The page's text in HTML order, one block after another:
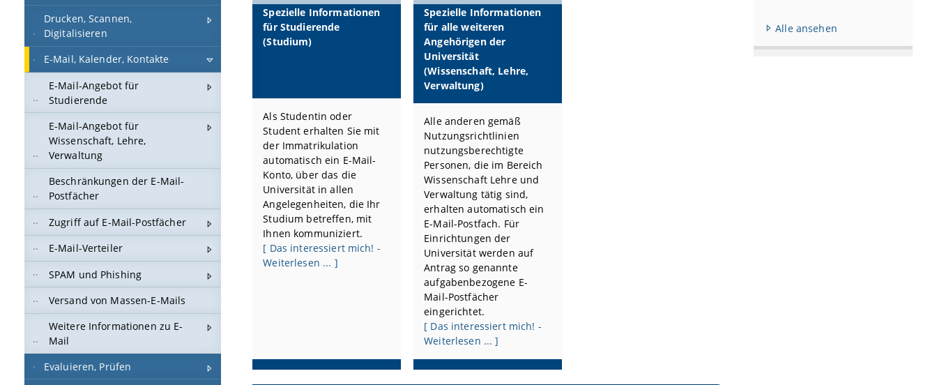
Drucken, Scannen,
Digitalisieren
E-Mail, Kalender, Kontakte
E-Mail-Angebot für
Studierende
E-Mail-Angebot für
Wissenschaft, Lehre,
Verwaltung
Beschränkungen der E-Mail-
Postfächer
Zugriff auf E-Mail-Postfächer
E-Mail-Verteiler
SPAM und Phishing
Versand von Massen-E-Mails
Weitere Informationen zu E-
Mail
Evaluieren, Prüfen
Spezielle Informationen
für Studierende
(Studium)
Als Studentin oder
Student erhalten Sie mit
der Immatrikulation
automatisch ein E-Mail-
Konto, über das die
Universität in allen
Angelegenheiten, die Ihr
Studium betreffen, mit
Ihnen kommuniziert.
[ Das interessiert mich! -
Weiterlesen ... ]
Spezielle Informationen
für alle weiteren
Angehörigen der
Universität
(Wissenschaft, Lehre,
Verwaltung)
Alle anderen gemäß
Nutzungsrichtlinien
nutzungsberechtigte
Personen, die im Bereich
Wissenschaft Lehre und
Verwaltung tätig sind,
erhalten automatisch ein
E-Mail-Postfach. Für
Einrichtungen der
Universität werden auf
Antrag so genannte
aufgabenbezogene E-
Mail-Postfächer
eingerichtet.
[ Das interessiert mich! -
Weiterlesen ... ]
Alle ansehen